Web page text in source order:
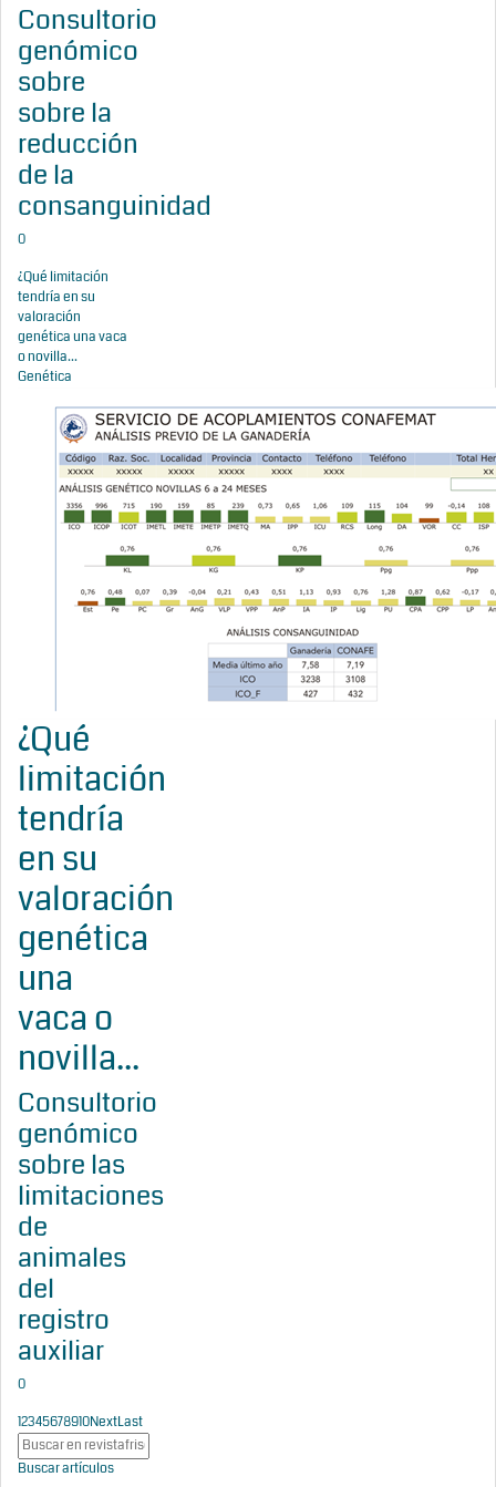
Consultorio
genómico
sobre
sobre la
reducción
de la
consanguinidad
0
¿Qué limitación
tendría en su
valoración
genética una vaca
o novilla...
Genética
¿Qué
limitación
tendría
en su
valoración
genética
una
vaca o
novilla...
Consultorio
genómico
sobre las
limitaciones
de
animales
del
registro
auxiliar
0
12345678910NextLast
Buscar artículos